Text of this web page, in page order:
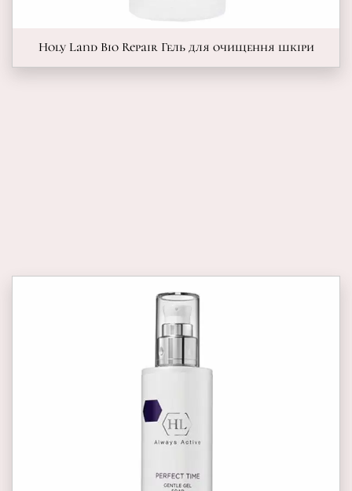
Holy Land Bio Repair Гель для очищення шкіри